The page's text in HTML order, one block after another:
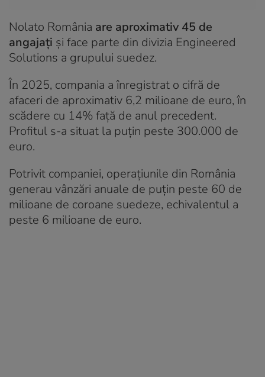
Nolato România are aproximativ 45 de
angajați și face parte din divizia Engineered
Solutions a grupului suedez.
În 2025, compania a înregistrat o cifră de
afaceri de aproximativ 6,2 milioane de euro, în
scădere cu 14% față de anul precedent.
Profitul s-a situat la puțin peste 300.000 de
euro.
Potrivit companiei, operațiunile din România
generau vânzări anuale de puțin peste 60 de
milioane de coroane suedeze, echivalentul a
peste 6 milioane de euro.